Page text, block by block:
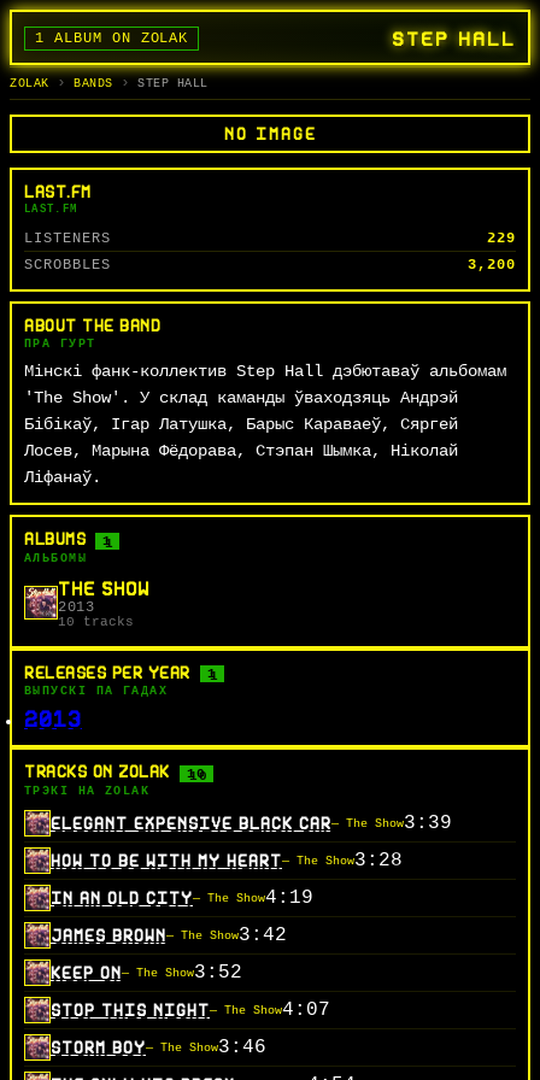
STEP HALL
1 ALBUM ON ZOLAK
BANDS
ГУРТЫ
ALBUMS
АЛЬБОМЫ
TRACKS
СЬПЕВЫ
SEARCH
ПОШУК
ZOLAK BANDS STEP HALL
NO IMAGE
LAST.FM
LAST.FM
LISTENERS
229
SCROBBLES
3,200
ABOUT THE BAND
ПРА ГУРТ
Мінскі фанк-коллектив Step Hall дэбютаваў альбомам
'The Show'. У склад каманды ўваходзяць Андрэй
Бібікаў, Ігар Латушка, Барыс Караваеў, Сяргей
Лосев, Марына Фёдорава, Стэпан Шымка, Ніколай
Ліфанаў.
ALBUMS 1
АЛЬБОМЫ
THE SHOW
2013
10 tracks
RELEASES PER YEAR 1
ВЫПУСКІ ПА ГАДАХ
2013
TRACKS ON ZOLAK 10
ТРЭКІ НА ZOLAK
ELEGANT EXPENSIVE BLACK CAR— The Show3:39
HOW TO BE WITH MY HEART— The Show3:28
IN AN OLD CITY— The Show4:19
JAMES BROWN— The Show3:42
KEEP ON— The Show3:52
STOP THIS NIGHT— The Show4:07
STORM BOY— The Show3:46